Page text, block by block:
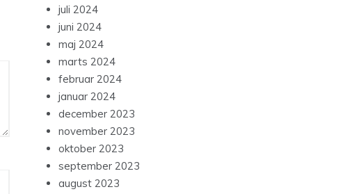
juli 2024
juni 2024
maj 2024
marts 2024
februar 2024
januar 2024
december 2023
november 2023
oktober 2023
september 2023
august 2023